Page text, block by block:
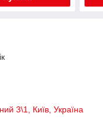
3\1, Київ, Україна